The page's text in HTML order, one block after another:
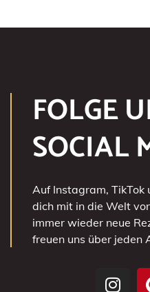
FOLGE
SOCIAL
Auf Instagram, TikTok
dich mit in die Welt
immer wieder neue
freuen uns über jeden